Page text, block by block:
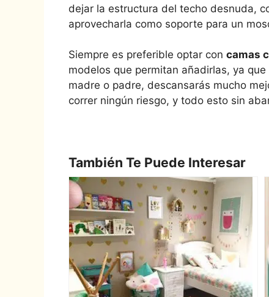
dejar la estructura del techo desnuda,
aprovecharla como soporte para un
Siempre es preferible optar con camas
modelos que permitan añadirlas, ya
madre o padre, descansarás mucho
correr ningún riesgo, y todo esto sin
También Te Puede Interesar